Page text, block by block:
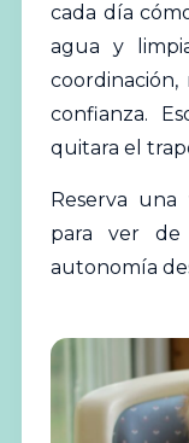
cada día
agua y
confianza.
quitara el
Reserva una
para ver de
autonomía